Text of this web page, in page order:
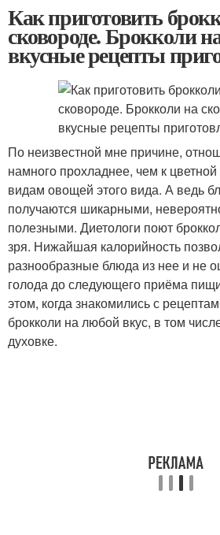
Как приготовить
сковороде. Брокколи
вкусные рецепты
По неизвестной мне причине,
намного прохладнее, чем к
видам овощей этого вида. А ведь
получаются шикарными,
полезными. Диетологи поют
зря. Нижайшая калорийность
разнообразные блюда из нее и не
голода до следующего приёма
этом, когда знакомились с
брокколи на любой вкус, в том
духовке.